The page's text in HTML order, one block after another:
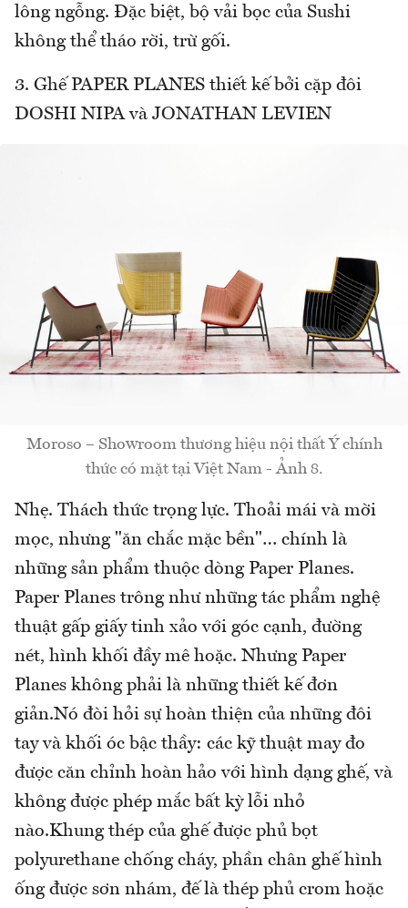
lông ngỗng. Đặc biệt, bộ vải bọc của Sushi
không thể tháo rời, trừ gối.
3. Ghế PAPER PLANES thiết kế bởi cặp đôi
DOSHI NIPA và JONATHAN LEVIEN
Moroso – Showroom thương hiệu nội thất Ý chính
thức có mặt tại Việt Nam - Ảnh 8.
Nhẹ. Thách thức trọng lực. Thoải mái và mời
mọc, nhưng "ăn chắc mặc bền"… chính là
những sản phẩm thuộc dòng Paper Planes.
Paper Planes trông như những tác phẩm nghệ
thuật gấp giấy tinh xảo với góc cạnh, đường
nét, hình khối đầy mê hoặc. Nhưng Paper
Planes không phải là những thiết kế đơn
giản.Nó đòi hỏi sự hoàn thiện của những đôi
tay và khối óc bậc thầy: các kỹ thuật may đo
được căn chỉnh hoàn hảo với hình dạng ghế, và
không được phép mắc bất kỳ lỗi nhỏ
nào.Khung thép của ghế được phủ bọt
polyurethane chống cháy, phần chân ghế hình
ống được sơn nhám, đế là thép phủ crom hoặc